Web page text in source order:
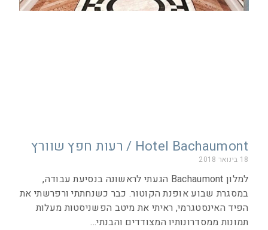
Hotel Bachaumont / רעות חפץ שוורץ
18 בינואר 2018
למלון Bachaumont הגעתי לראשונה בנסיעת עבודה,
במסגרת שבוע אופנת הקוטור. כבר כשנחתתי ורפרשתי את
הפיד האינסטגרמי, ראיתי את מיטב הפשניסטות מעלות
תמונות ממסדרונותיו המצודדים והבנתי